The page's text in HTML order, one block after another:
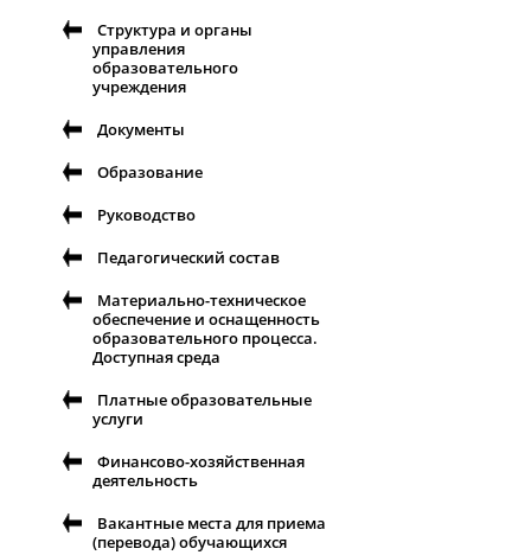
Структура и органы
управления
образовательного
учреждения
Документы
Образование
Руководство
Педагогический состав
Материально-техническое
обеспечение и оснащенность
образовательного процесса.
Доступная среда
Платные образовательные
услуги
Финансово-хозяйственная
деятельность
Вакантные места для приема
(перевода) обучающихся